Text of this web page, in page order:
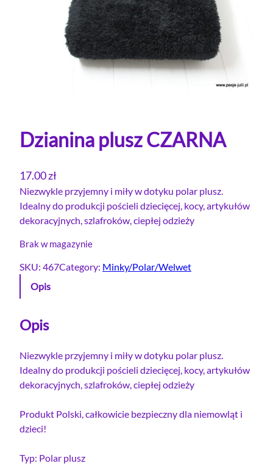
Dzianina plusz CZARNA
17.00zł
Niezwykle przyjemny i miły w dotyku polar plusz.
Idealny do produkcji pościeli dziecięcej, kocy, artykułów
dekoracyjnych, szlafroków, ciepłej odzieży
Brak w magazynie
SKU: 467Category: Minky/Polar/Welwet
Opis
Opis
Niezwykle przyjemny i miły w dotyku polar plusz.
Idealny do produkcji pościeli dziecięcej, kocy, artykułów
dekoracyjnych, szlafroków, ciepłej odzieży
Produkt Polski, całkowicie bezpieczny dla niemowląt i
dzieci!
Typ: Polar plusz